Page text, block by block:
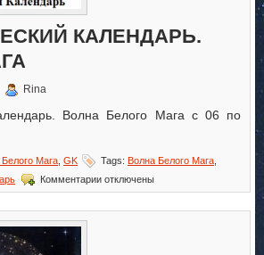
КАЛЕНДАРЬ.
Rina
Волна Белого Мага с 06 по
Мага GK Tags: Волна Белого Мага
Комментариик
записи
отключены